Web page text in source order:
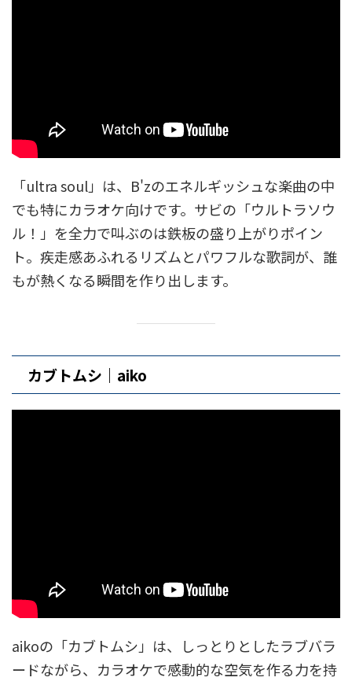
「ultra soul」は、B'zのエネルギッシュな楽曲の中
でも特にカラオケ向けです。サビの「ウルトラソウ
ル！」を全力で叫ぶのは鉄板の盛り上がりポイン
ト。疾走感あふれるリズムとパワフルな歌詞が、誰
もが熱くなる瞬間を作り出します。
カブトムシ｜aiko
aikoの「カブトムシ」は、しっとりとしたラブバラ
ードながら、カラオケで感動的な空気を作る力を持